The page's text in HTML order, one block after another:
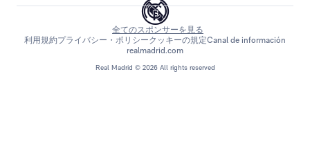
Real Madrid © 2026 All rights reserved
全てのスポンサーを見る
利用規約プライバシー・ポリシークッキーの規定Canal de información
realmadrid.com